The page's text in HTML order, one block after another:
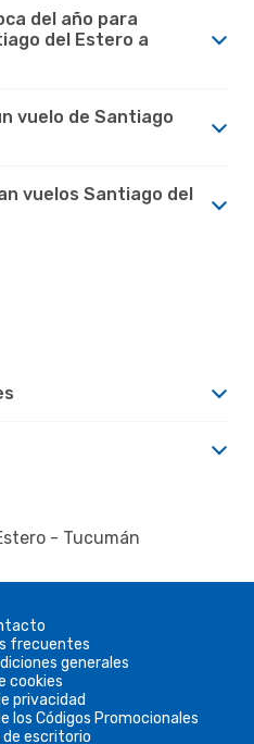
del año para
del Estero a
vuelo de Santiago
vuelos Santiago del
- Tucumán
frecuentes
generales
cookies
privacidad
los Códigos Promocionales
de escritorio